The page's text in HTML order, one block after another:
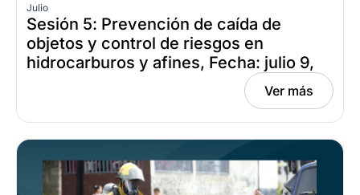
Julio
Sesión 5: Prevención de caída de
objetos y control de riesgos en
hidrocarburos y afines, Fecha: julio 9,
Ver más